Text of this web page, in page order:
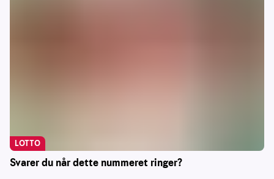
Svarer du når dette nummeret ringer?
LOTTO